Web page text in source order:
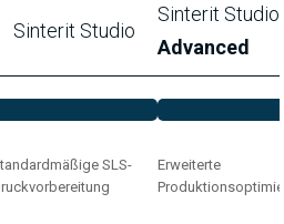
Sinterit Studio
Sinterit Studio
Advanced
SLS-
Erweiterte